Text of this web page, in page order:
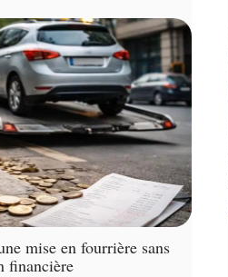
mise en fourrière sans
financière